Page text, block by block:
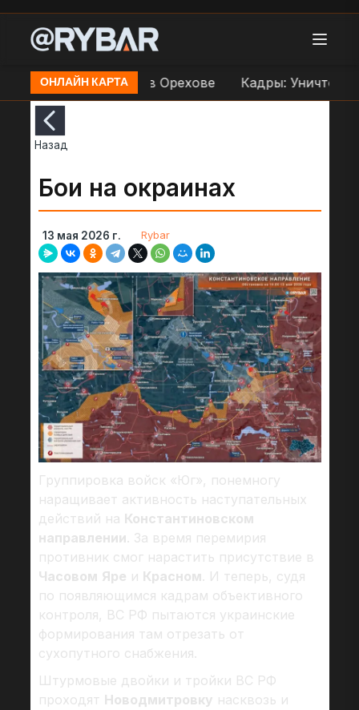
ОНЛАЙН КАРТА
переправе ВСУ в Орехове Кадры:
Назад
Бои на окраинах
13 мая 2026 г. Rybar
Группировка войск «Юг», понемногу
наращивает активность наступательных
действий на Константиновском
направлении. За время перемирия
противник смог нарастить присутствие в
Часовом Яре и Красном. И теперь, судя
по появляющимся кадрам объективного
контроля, ВС РФ пытаются украинские
формирования там отрезать от
сухопутного снабжения.
Штурмовые двойки и тройки ВС РФ
проходят Новодмитровку насквозь и